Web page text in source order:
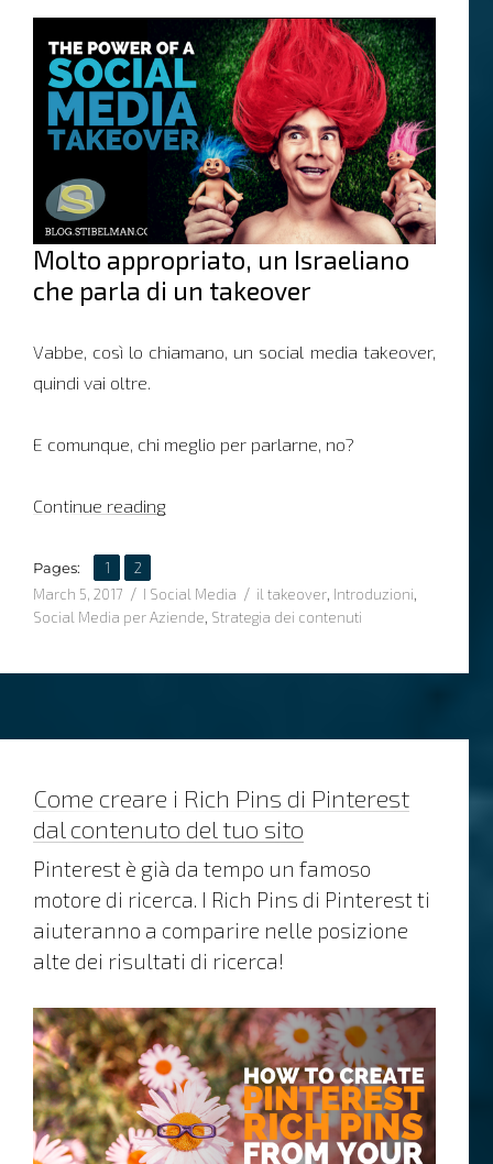
Molto appropriato, un Israeliano
che parla di un takeover
Vabbe, così lo chiamano, un social media takeover,
quindi vai oltre.
E comunque, chi meglio per parlarne, no?
Continue reading“Il potere di un social media takeover”
Pages: Page
1 ,Page
2
Posted
on
March 5, 2017 Categories
I Social Media Tags
il takeover, Introduzioni,
Social Media per Aziende, Strategia dei contenuti
Come creare i Rich Pins di Pinterest
dal contenuto del tuo sito
Pinterest è già da tempo un famoso
motore di ricerca. I Rich Pins di Pinterest ti
aiuteranno a comparire nelle posizione
alte dei risultati di ricerca!